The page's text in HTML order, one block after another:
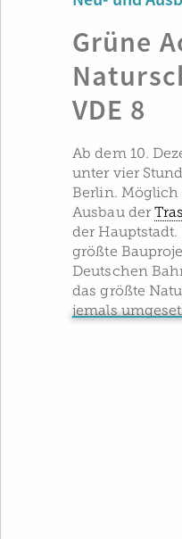
Grüne
VDE 8
Ab dem 10.
unter vier
Berlin.
Ausbau der
der Hauptstadt.
größte
Deutschen
das größte
jemals